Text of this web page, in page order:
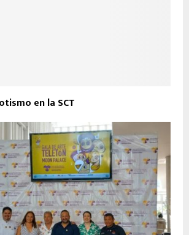
en la SCT